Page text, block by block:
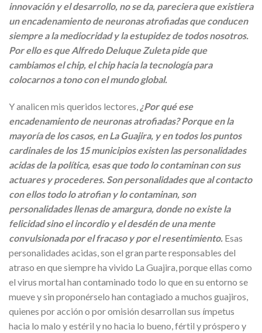
innovación y el desarrollo, no se da, pareciera que existiera
un encadenamiento de neuronas atrofiadas que conducen
siempre a la mediocridad y la estupidez de todos nosotros.
Por ello es que Alfredo Deluque Zuleta pide que
cambiamos el chip, el chip hacia la tecnología para
colocarnos a tono con el mundo global.
Y analicen mis queridos lectores, ¿Por qué ese
encadenamiento de neuronas atrofiadas? Porque en la
mayoría de los casos, en La Guajira, y en todos los puntos
cardinales de los 15 municipios existen las personalidades
acidas de la política, esas que todo lo contaminan con sus
actuares y procederes. Son personalidades que al contacto
con ellos todo lo atrofian y lo contaminan, son
personalidades llenas de amargura, donde no existe la
felicidad sino el incordio y el desdén de una mente
convulsionada por el fracaso y por el resentimiento. Esas
personalidades acidas, son el gran parte responsables del
atraso en que siempre ha vivido La Guajira, porque ellas como
el virus mortal han contaminado todo lo que en su entorno se
mueve y sin proponérselo han contagiado a muchos guajiros,
quienes por acción o por omisión desarrollan sus ímpetus
hacia lo malo y estéril y no hacia lo bueno, fértil y próspero y